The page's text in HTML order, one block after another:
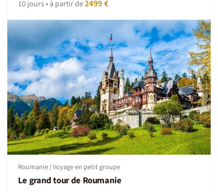
On se donne RDV où ?
A l’aéroport de Cluj sur le vol de référence.
Esprit du voyage
La réussite de tout voyage est un délicat mélange de
bonne humeur, de sentiments d'entraide, de convivialité,
d'esprit de découverte, de bonne volonté, d'une
participation aux tâches communes ainsi que le respect
des traditions locales. Et n’oubliez pas des imprévus sont
toujours possibles, dans ces moments adoptez la
Nomade attitude : patience et tolérance.
10 jours • à partir de2499 €
Roumanie | Voyage en petit groupe
Le grand tour de Roumanie